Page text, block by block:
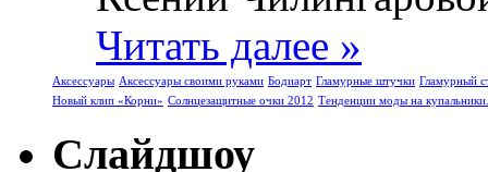
Читать далее »
Аксессуары Аксессуары своими руками Бодиарт Гламурные штучки Гламурный
Новый клип «Корни» Солнцезащитные очки 2012 Тенденции моды на купальники.
Слайдшоу